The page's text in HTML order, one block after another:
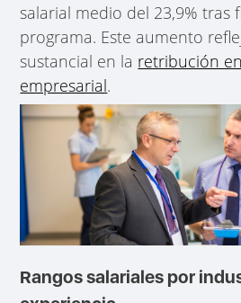
salarial medio del 23,9% tras
programa. Este aumento
sustancial en la retribución
empresarial.
Rangos salariales por